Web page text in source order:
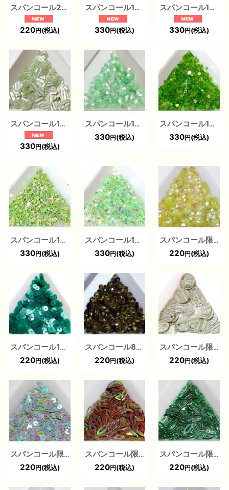
スパンコール2123J 亀甲6mm グリーン1g
220円 (税込)
スパンコール1874 平2mm グリーン1g
330円 (税込)
スパンコール1961 スクエアウェーブ5mm グリーンAB1g
330円 (税込)
スパンコール1960 スクエアウェーブ5mm グリーン1g
330円 (税込)
スパンコール1735 プリンセスフラワー5mm グリーン1g 5枚花弁
330円 (税込)
スパンコール1657 平2mm グリーン1g
330円 (税込)
スパンコール1656 平2mm グリーン1g
330円 (税込)
スパンコール1655 平2mm グリーン1g
330円 (税込)
スパンコール限定325 亀甲４mm グリーン2g
220円 (税込)
スパンコール1478 平4mm グリーン2g
220円 (税込)
スパンコール818 ラウンド4mm グリーン2g
220円 (税込)
スパンコール限定305 トップホール10mm 木目グリーン1g
220円 (税込)
スパンコール限定300 平3mm グリーンAB1ｇ
220円 (税込)
スパンコール限定260 大穴 リーフ9×4＆アイ6×2 グリーンAB 1g
220円 (税込)
スパンコール限定259 大穴 リーフ9×4＆アイ6×2 グリーン 1g
220円 (税込)